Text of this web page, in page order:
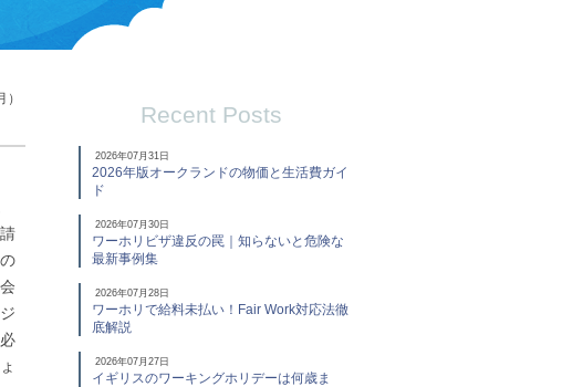
Recent Posts
2026年07月31日
2026年版オークランドの物価と生活費ガイ
ド
2026年07月30日
ワーホリビザ違反の罠｜知らないと危険な
最新事例集
2026年07月28日
ワーホリで給料未払い！Fair Work対応法徹
底解説
2026年07月27日
イギリスのワーキングホリデーは何歳ま